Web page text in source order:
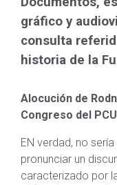
gráfico y
consulta
historia de la
Alocución de
Congreso del
EN verdad, no
pronunciar un
caracterizado por